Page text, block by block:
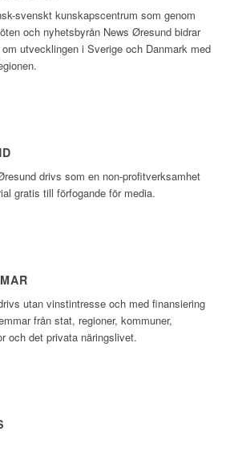
svenskt kunskapscentrum som genom
och nyhetsbyrån News Øresund bidrar
utvecklingen i Sverige och Danmark med
drivs som en non-profitverksamhet
gratis till förfogande för media.
utan vinst­intresse och med finansiering
från stat, regioner, kommuner,
och det privata näringslivet.